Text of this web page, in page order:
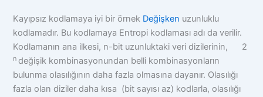
Kayıpsız kodlamaya iyi bir örnek Değişken uzunluklu
kodlamadır. Bu kodlamaya Entropi kodlaması adı da verilir.
Kodlamanın ana ilkesi, n-bit uzunluktaki veri dizilerinin, 2
n değişik kombinasyonundan belli kombinasyonların
bulunma olasılığının daha fazla olmasına dayanır. Olasılığı
fazla olan diziler daha kısa (bit sayısı az) kodlarla, olasılığı